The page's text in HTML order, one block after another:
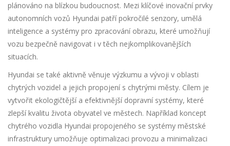
plánováno na blízkou budoucnost. Mezi klíčové inovační prvky
autonomních vozů Hyundai patří pokročilé senzory, umělá
inteligence a systémy pro zpracování obrazu, které umožňují
vozu bezpečně navigovat i v těch nejkomplikovanějších
situacích.
Hyundai se také aktivně věnuje výzkumu a vývoji v oblasti
chytrých vozidel a jejich propojení s chytrými městy. Cílem je
vytvořit ekologičtější a efektivnější dopravní systémy, které
zlepší kvalitu života obyvatel ve městech. Například koncept
chytrého vozidla Hyundai propojeného se systémy městské
infrastruktury umožňuje optimalizaci provozu a minimalizaci